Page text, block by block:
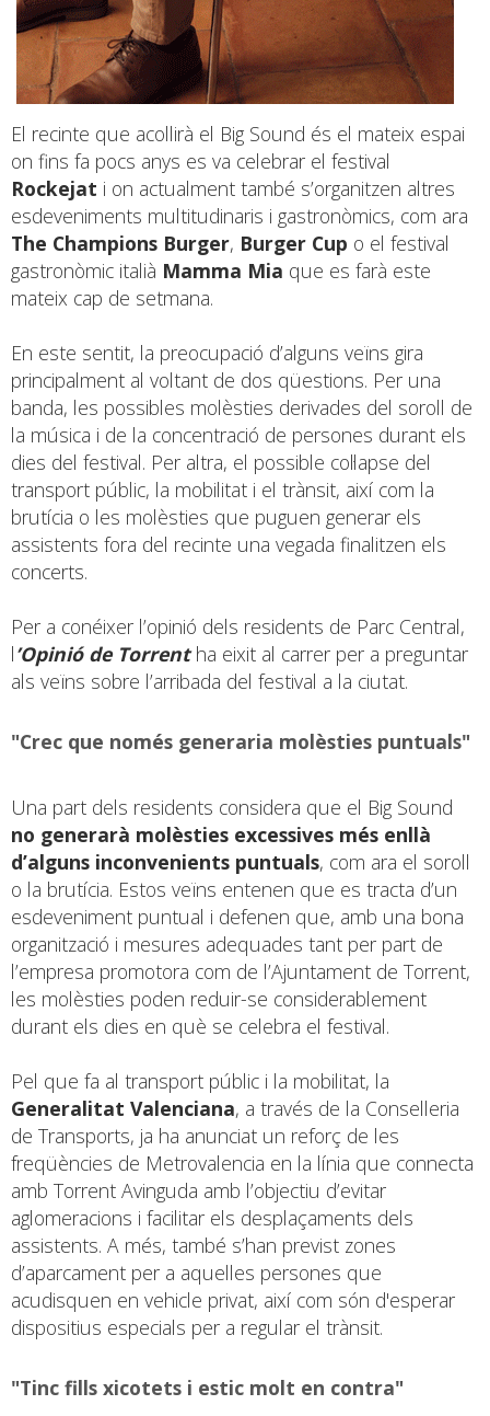
El recinte que acollirà el Big Sound és el mateix espai
on fins fa pocs anys es va celebrar el festival
Rockejat i on actualment també s’organitzen altres
esdeveniments multitudinaris i gastronòmics, com ara
The Champions Burger, Burger Cup o el festival
gastronòmic italià Mamma Mia que es farà este
mateix cap de setmana.
En este sentit, la preocupació d’alguns veïns gira
principalment al voltant de dos qüestions. Per una
banda, les possibles molèsties derivades del soroll de
la música i de la concentració de persones durant els
dies del festival. Per altra, el possible col·lapse del
transport públic, la mobilitat i el trànsit, així com la
brutícia o les molèsties que puguen generar els
assistents fora del recinte una vegada finalitzen els
concerts.
Per a conéixer l’opinió dels residents de Parc Central,
l’Opinió de Torrentha eixit al carrer per a preguntar
als veïns sobre l’arribada del festival a la ciutat.
"Crec que només generaria molèsties puntuals"
Una part dels residents considera que el Big Sound
no generarà molèsties excessives més enllà
d’alguns inconvenients puntuals, com ara el soroll
o la brutícia. Estos veïns entenen que es tracta d’un
esdeveniment puntual i defenen que, amb una bona
organització i mesures adequades tant per part de
l’empresa promotora com de l’Ajuntament de Torrent,
les molèsties poden reduir-se considerablement
durant els dies en què se celebra el festival.
Pel que fa al transport públic i la mobilitat, la
Generalitat Valenciana, a través de la Conselleria
de Transports, ja ha anunciat un reforç de les
freqüències de Metrovalencia en la línia que connecta
amb Torrent Avinguda amb l’objectiu d’evitar
aglomeracions i facilitar els desplaçaments dels
assistents. A més, també s’han previst zones
d’aparcament per a aquelles persones que
acudisquen en vehicle privat, així com són d'esperar
dispositius especials per a regular el trànsit.
"Tinc fills xicotets i estic molt en contra"